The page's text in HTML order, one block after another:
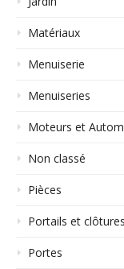
Matériaux
Menuiserie
Menuiseries
Moteurs et
Non classé
Pièces
Portails et clôtures
Portes